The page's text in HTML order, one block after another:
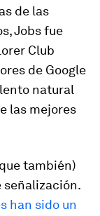
de las
Jobs fue
Club
de Google
natural
las mejores
también)
señalización.
han sido un